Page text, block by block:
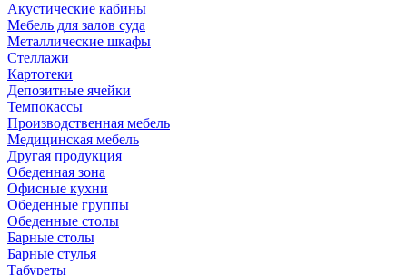
Акустические кабины
Мебель для залов суда
Металлические шкафы
Стеллажи
Картотеки
Депозитные ячейки
Темпокассы
Производственная мебель
Медицинская мебель
Другая продукция
Обеденная зона
Офисные кухни
Обеденные группы
Обеденные столы
Барные столы
Барные стулья
Табуреты